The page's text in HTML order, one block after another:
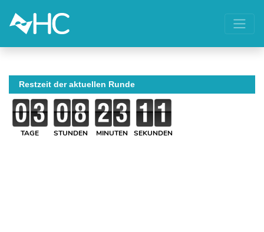
Restzeit der aktuellen Runde
TAGE STUNDEN MINUTEN SEKUNDEN